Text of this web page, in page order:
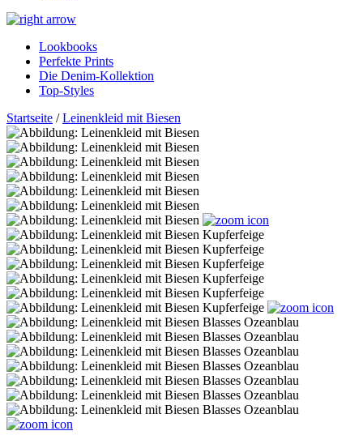
Lookbooks
Perfekte Prints
Die Denim-Kollektion
Top-Styles
Startseite /Leinenkleid mit Biesen